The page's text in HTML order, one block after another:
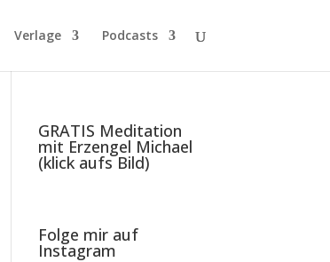
Verlage Podcasts
GRATIS Meditation
mit Erzengel Michael
(klick aufs Bild)
Folge mir auf
Instagram